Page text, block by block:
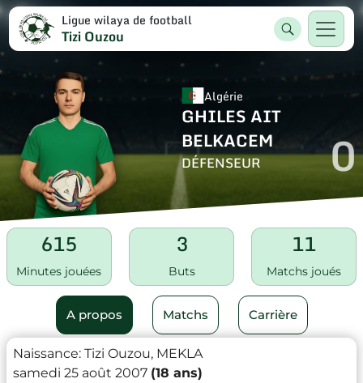
Ligue wilaya de football
Tizi Ouzou
Algérie
GHILES AIT
BELKACEM
DÉFENSEUR 0
615
Minutes jouées
3
Buts
11
Matchs joués
A propos Matchs Carrière
Naissance: Tizi Ouzou, MEKLA
samedi 25 août 2007 (18 ans)